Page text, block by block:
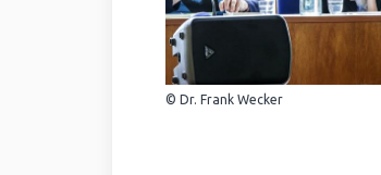
© Dr. Frank Wecker